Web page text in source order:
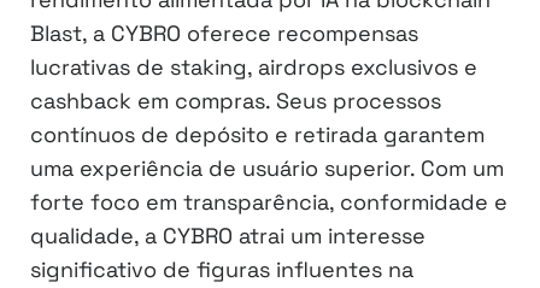
Blast, a CYBRO oferece recompensas
lucrativas de staking, airdrops exclusivos e
cashback em compras. Seus processos
contínuos de depósito e retirada garantem
uma experiência de usuário superior. Com um
forte foco em transparência, conformidade e
qualidade, a CYBRO atrai um interesse
significativo de figuras influentes na